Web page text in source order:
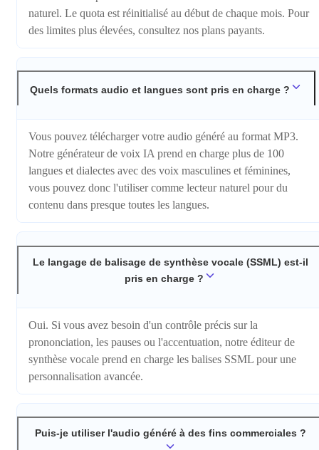
naturel. Le quota est réinitialisé au début de chaque mois. Pour
des limites plus élevées, consultez nos plans payants.
Quels formats audio et langues sont pris en charge ?
Vous pouvez télécharger votre audio généré au format MP3.
Notre générateur de voix IA prend en charge plus de 100
langues et dialectes avec des voix masculines et féminines,
vous pouvez donc l'utiliser comme lecteur naturel pour du
contenu dans presque toutes les langues.
Le langage de balisage de synthèse vocale (SSML) est-il
pris en charge ?
Oui. Si vous avez besoin d'un contrôle précis sur la
prononciation, les pauses ou l'accentuation, notre éditeur de
synthèse vocale prend en charge les balises SSML pour une
personnalisation avancée.
Puis-je utiliser l'audio généré à des fins commerciales ?